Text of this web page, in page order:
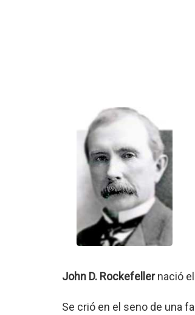
John D. Rockefellernació el
Se crió en el seno de una